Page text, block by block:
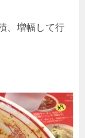
、増幅して行